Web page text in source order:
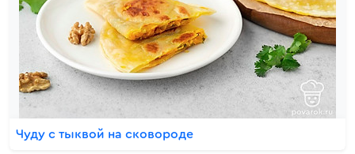
Чуду с тыквой на сковороде